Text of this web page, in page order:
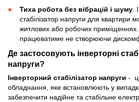
Тиха робота без вібрацій і шуму
стабілізатор напруги для квартири
житлових або робочих
працюватиме не створюючи
Де застосовують інверторні
напруги?
Інверторний стабілізатор напруги -
обладнання, яке встановлюють у
забезпечити надійне та стабільне